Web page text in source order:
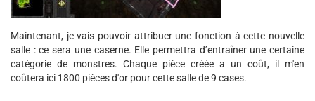
Maintenant, je vais pouvoir attribuer une fonction à cette nouvelle
salle : ce sera une caserne. Elle permettra d’entraîner une certaine
catégorie de monstres. Chaque pièce créée a un coût, il m'en
coûtera ici 1800 pièces d'or pour cette salle de 9 cases.